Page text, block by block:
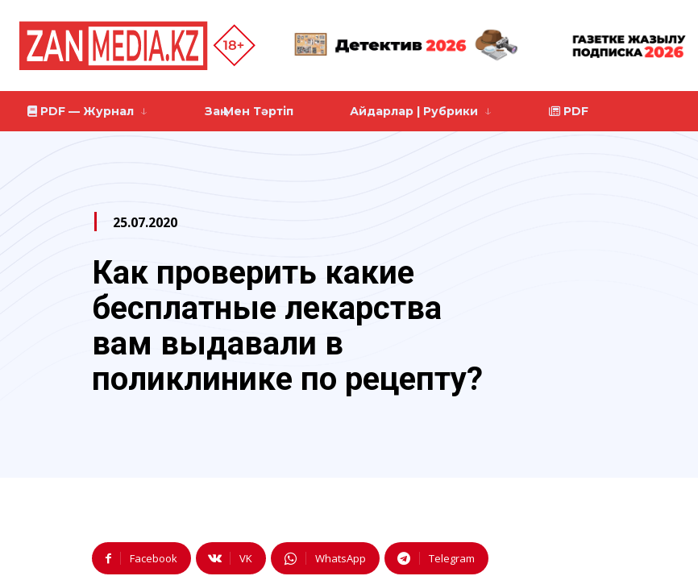
PDF — Журнал Заң Мен Тәртіп Айдарлар | Рубрики PDF
25.07.2020
​​Как проверить какие
бесплатные лекарства
вам выдавали в
поликлинике по рецепту?
Facebook VK WhatsApp Telegram